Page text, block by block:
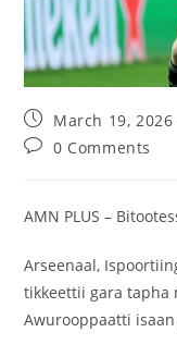
March 19, 2026
0 Comments
AMN PLUS –
Arseenaal,
tikkeettii gara tapha
Awurooppaatti